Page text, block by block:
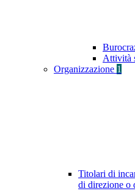
Attività
Organizzazione 1
Titolari di
di direzione o